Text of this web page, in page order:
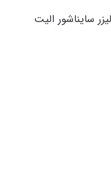
سایناشور الیت